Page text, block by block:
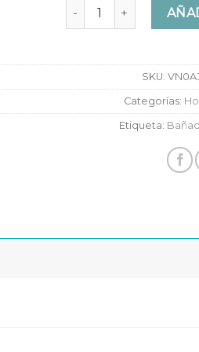
Bañador Vans Era
SKU:
Categorías:
Etiqueta: